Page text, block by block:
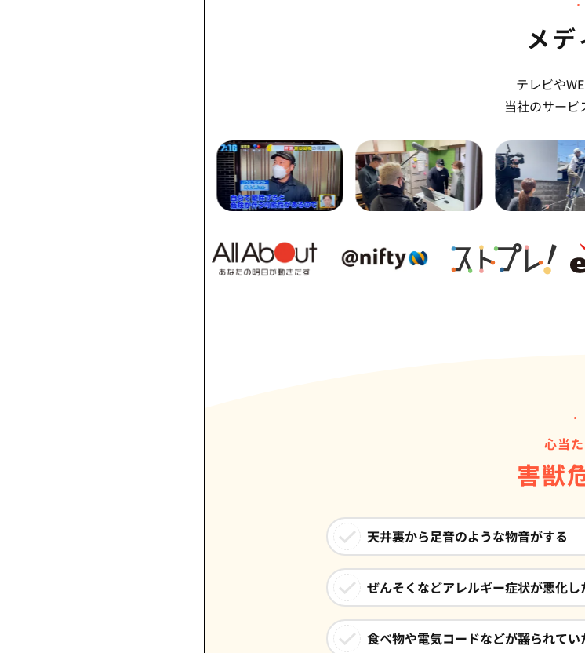
て
願
メ
テレビや
当社のサービ
心当
害獣
天井裏から足音のような物音がする
ぜんそくなどアレルギー症状が悪化し
食べ物や電気コードなどが齧られてい